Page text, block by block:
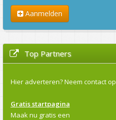
Aanmelden
Top Partners
Hier adverteren?Neem contact op
Gratis startpagina
Maak nu gratis een